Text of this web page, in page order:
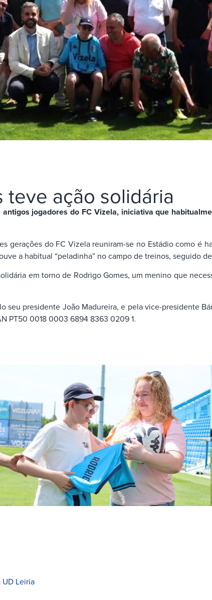
teve ação solidária
jogadores do FC Vizela, iniciativa que
gerações do FC Vizela reuniram-se no Estádio como é
a habitual “peladinha” no campo de treinos, seguido
em torno de Rodrigo Gomes, um menino que
seu presidente João Madureira, e pela vice-presidente
PT50 0018 0003 6894 8363 0209 1.
Leiria